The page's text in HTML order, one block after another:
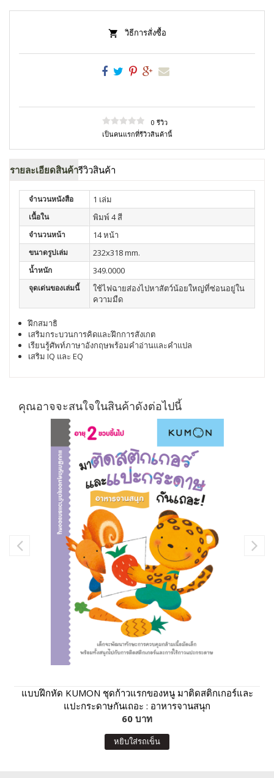
วิธีการสั่งซื้อ
0 รีวิว
เป็นคนแรกที่รีวิวสินค้านี้
รายละเอียดสินค้ารีวิวสินค้า
จำนวนหนังสือ 1 เล่ม
เนื้อใน พิมพ์ 4 สี
จำนวนหน้า 14 หน้า
ขนาดรูปเล่ม 232x318 mm.
น้ำหนัก 349.0000
จุดเด่นของเล่มนี้
ใช้ไฟฉายส่องไปหาสัตว์น้อยใหญ่ที่ซ่อนอยู่ใน
ความมืด
ฝึกสมาธิ
เสริมกระบวนการคิดและฝึกการสังเกต
เรียนรู้ศัพท์ภาษาอังกฤษพร้อมคำอ่านและคำแปล
เสริม IQ และ EQ
คุณอาจจะสนใจในสินค้าดังต่อไปนี้
แบบฝึกหัด KUMON ชุดก้าวแรกของหนู มาติดสติกเกอร์และ
แปะกระดาษกันเถอะ : อาหารจานสนุก
60 บาท
หยิบใส่รถเข็น